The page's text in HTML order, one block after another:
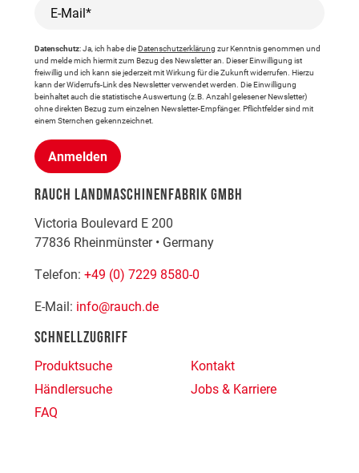
E-Mail*
Datenschutz: Ja, ich habe dieDatenschutzerklärung zur Kenntnis genommen und
und melde mich hiermit zum Bezug des Newsletter an. Dieser Einwilligung ist
freiwillig und ich kann sie jederzeit mit Wirkung für die Zukunft widerrufen. Hierzu
kann der Widerrufs-Link des Newsletter verwendet werden. Die Einwilligung
beinhaltet auch die statistische Auswertung (z.B. Anzahl gelesener Newsletter)
ohne direkten Bezug zum einzelnen Newsletter-Empfänger. Pflichtfelder sind mit
einem Sternchen gekennzeichnet.
Anmelden
RAUCH LANDMASCHINENFABRIK GMBH
Victoria Boulevard E 200
77836 Rheinmünster• Germany
Telefon:+49 (0) 7229 8580-0
E-Mail: info@rauch.de
SCHNELLZUGRIFF
Produktsuche
Händlersuche
FAQ
Kontakt
Jobs & Karriere